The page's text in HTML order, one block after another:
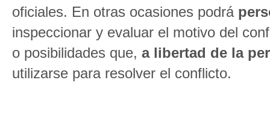
oficiales. En otras ocasiones podrá
inspeccionar y evaluar el motivo del
o posibilidades que, a libertad de la
utilizarse para resolver el conflicto.